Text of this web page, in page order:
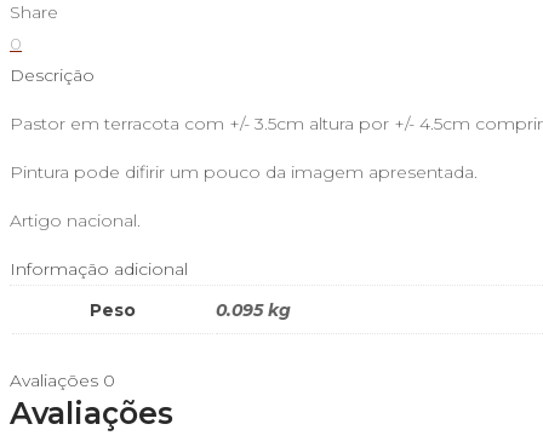
Share
0
Descrição
Pastor em terracota com +/- 3.5cm altura por +/- 4.5cm
Pintura pode difirir um pouco da imagem apresentada.
Artigo nacional.
Informação adicional
Peso
0.095 kg
Avaliações 0
Avaliações